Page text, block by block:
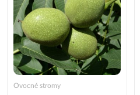
Ovocné stromy